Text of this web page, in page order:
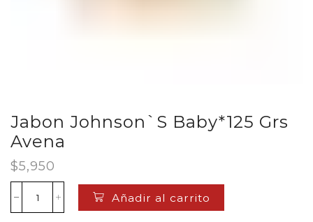
Jabon Johnson`S Baby*125 Grs
Avena
$5,950
Jabon
Johnson`S
Añadir al carrito